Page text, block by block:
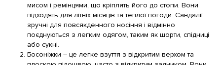
мисом і ремінцями, що кріплять його до стопи. Вони
підходять для літніх місяців та теплої погоди. Сандалії
зручні для повсякденного носіння і відмінно
поєднуються з легким одягом, таким як шорти, спідниці
або сукні.
Босоніжки – це легке взуття з відкритим верхом та